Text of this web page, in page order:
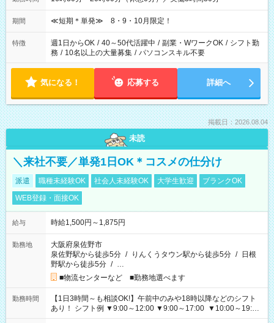
期間 ≪短期＊単発≫ 8・9・10月限定！
特徴 週1日からOK / 40～50代活躍中 / 副業・WワークOK / シフト勤
務 / 10名以上の大量募集 / パソコンスキル不要
気になる！ 応募する 詳細へ
掲載日：2026.08.04
未読
＼来社不要／単発1日OK＊コスメの仕分け
派遣 職種未経験OK 社会人未経験OK 大学生歓迎
ブランクOK
WEB登録・面接OK
給与 時給1,500円～1,875円
勤務地
大阪府泉佐野市
泉佐野駅から徒歩5分 / りんくうタウン駅から徒歩5分 / 日根
野駅から徒歩5分 / …
■物流センターなど ■勤務地選べます
勤務時間
【1日3時間～も相談OK!】午前中のみや18時以降などのシフト
あり！ シフト例 ▼9:00～12:00 ▼9:00～17:00 ▼10:00～19:00
▼18:00～21:00